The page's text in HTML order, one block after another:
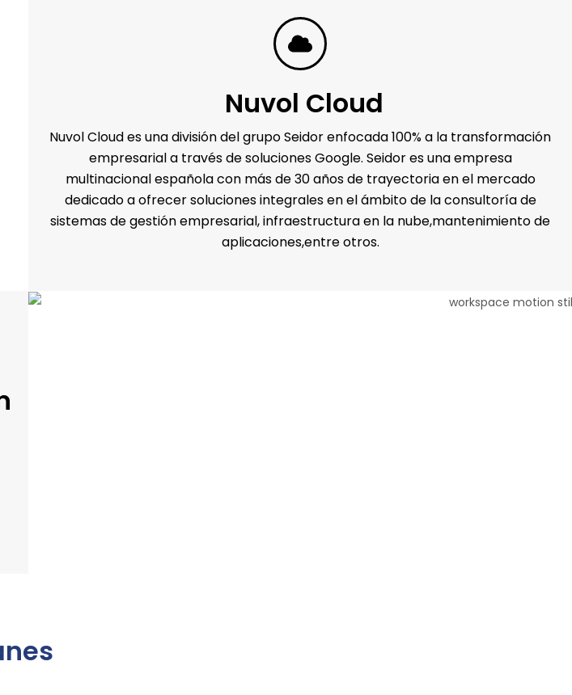
Nuvol Cloud
Nuvol Cloud es una división del grupo Seidor enfocada 100% a la transformación
empresarial a través de soluciones Google. Seidor es una empresa
multinacional española con más de 30 años de trayectoria en el mercado
dedicado a ofrecer soluciones integrales en el ámbito de la consultoría de
sistemas de gestión empresarial, infraestructura en la nube,mantenimiento de
aplicaciones,entre otros.